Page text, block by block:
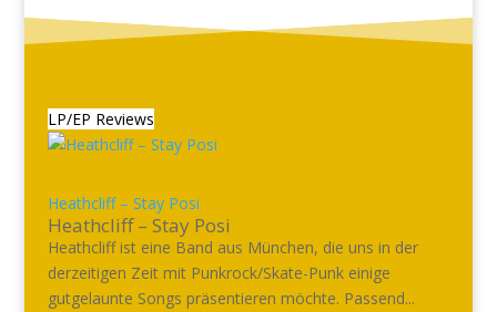
LP/EP Reviews
Heathcliff – Stay Posi
Heathcliff – Stay Posi
Heathcliff ist eine Band aus München, die uns in der
derzeitigen Zeit mit Punkrock/Skate-Punk einige
gutgelaunte Songs präsentieren möchte. Passend...